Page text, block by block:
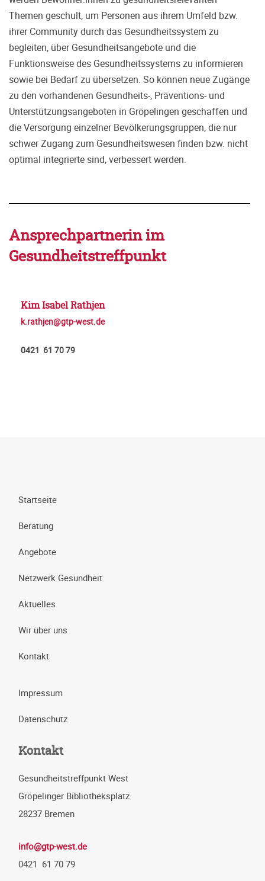
Themen geschult, um Personen aus ihrem Umfeld bzw.
ihrer Community durch das Gesundheitssystem zu
begleiten, über Gesundheitsangebote und die
Funktionsweise des Gesundheitssystems zu informieren
sowie bei Bedarf zu übersetzen. So können neue Zugänge
zu den vorhandenen Gesundheits-, Präventions- und
Unterstützungsangeboten in Gröpelingen geschaffen und
die Versorgung einzelner Bevölkerungsgruppen, die nur
schwer Zugang zum Gesundheitswesen finden bzw. nicht
optimal integrierte sind, verbessert werden.
Ansprechpartnerin im
Gesundheitstreffpunkt
Kim Isabel Rathjen
k.rathjen@gtp-west.de
0421 61 70 79
Startseite
Beratung
Angebote
Netzwerk Gesundheit
Aktuelles
Wir über uns
Kontakt
Impressum
Datenschutz
Kontakt
Gesundheitstreffpunkt West
Gröpelinger Bibliotheksplatz
28237 Bremen
info@gtp-west.de
0421 61 70 79